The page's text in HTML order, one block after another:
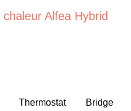
Alfea Hybrid
Thermostat Bridge